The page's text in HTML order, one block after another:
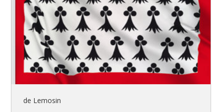
de Lemosin